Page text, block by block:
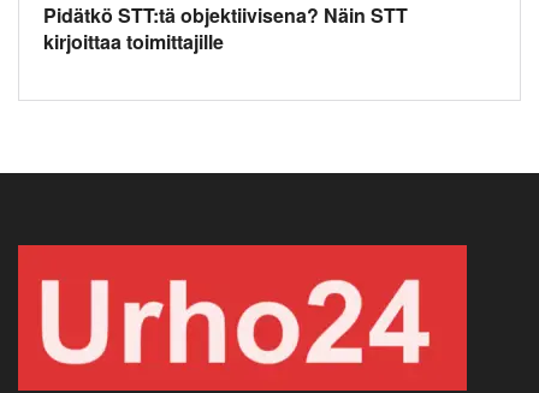
Pidätkö STT:tä objektiivisena? Näin STT
kirjoittaa toimittajille